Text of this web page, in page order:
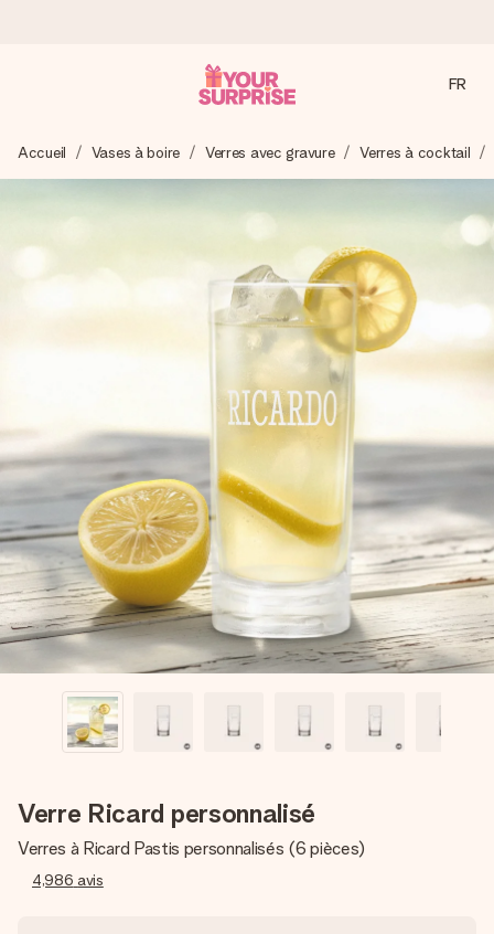
Nous préparons votre cadeau avec attention et l’envoyons
en un éclair – pour que vous puissiez l’offrir au bon moment,
4,8 (sur la base de +15 000 avis)
Nos cadeaux sont appréciés. Les clients nous attribuent
une note de 4,8 sur Google Reviews (total de tous les
Carte de vœux gratuite
Créez quelque chose d’unique en quelques étapes – avec
son prénom, votre photo ou un message qui touche le cœur.
Sans complications, juste tout l’amour pour le moment idéal.
FR
Accueil Vases à boire Verres avec gravure Verres à cocktail
Verre Ricard personnalisé
Verres à Ricard Pastis personnalisés (6 pièces)
4,986 avis